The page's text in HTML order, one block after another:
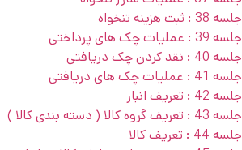
جلسه 38 : ثبت هزینه تنخواه
جلسه 39 : عملیات چک های پرداختی
جلسه 40 : نقد کردن چک دریافتی
جلسه 41 : عملیات چک های دریافتی
جلسه 42 : تعریف انبار
جلسه 43 : تعریف گروه کالا ( دسته بندی کالا )
جلسه 44 : تعریف کالا